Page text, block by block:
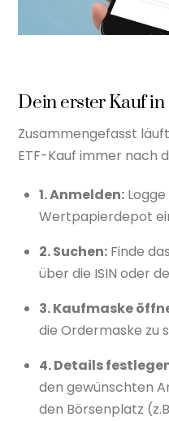
Dein erster Kauf
Zusammengefasst
ETF-Kauf immer nach
1. Anmelden:
Wertpapierdepot
2. Suchen: Finde
über die ISIN oder
3. Kaufmaske
die Ordermaske zu
4. Details
den gewünschten
den Börsenplatz